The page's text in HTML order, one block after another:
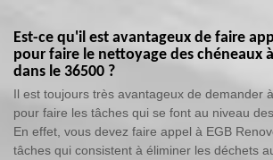
Est-ce qu'il est avantageux de faire
pour faire le nettoyage des chéneaux
dans le 36500 ?
Il est toujours très avantageux de demander
pour faire les tâches qui se font au niveau
En effet, vous devez faire appel à EGB
tâches qui consistent à éliminer les déchets